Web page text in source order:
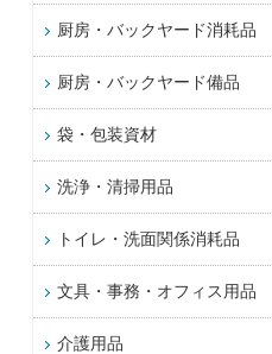
厨房・バックヤード消耗品
厨房・バックヤード備品
袋・包装資材
洗浄・清掃用品
トイレ・洗面関係消耗品
文具・事務・オフィス用品
介護用品